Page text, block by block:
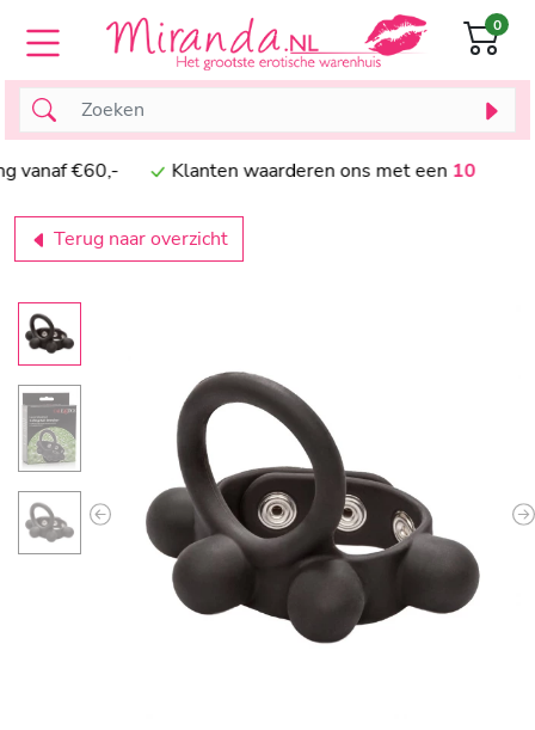
€60,- Klanten waarderen ons met een10
0
Terug naar overzicht
Previous